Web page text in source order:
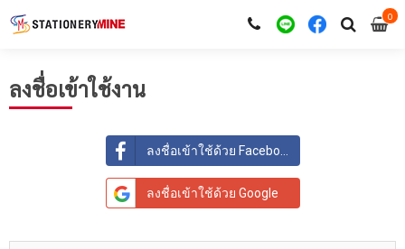
00
ลงชื่อเข้าใช้งาน
ลงชื่อเข้าใช้ด้วย Facebook
ลงชื่อเข้าใช้ด้วย Google